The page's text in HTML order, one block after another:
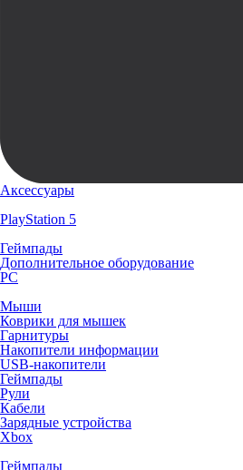
Аксессуары
PlayStation 5
Геймпады
Дополнительное оборудование
PC
Мыши
Коврики для мышек
Гарнитуры
Накопители информации
USB-накопители
Геймпады
Рули
Кабели
Зарядные устройства
Xbox
Геймпады